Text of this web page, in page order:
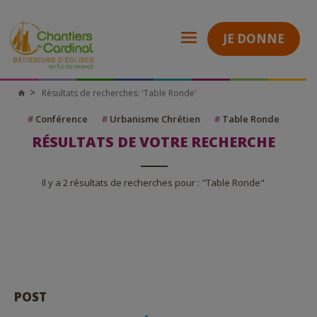
JE DONNE
Chantiers
Cardinal
Résultats de recherches: 'Table Ronde'
#Conférence #Urbanisme Chrétien #Table Ronde
RÉSULTATS DE VOTRE RECHERCHE
Il y a 2 résultats de recherches pour : "Table Ronde"
POST